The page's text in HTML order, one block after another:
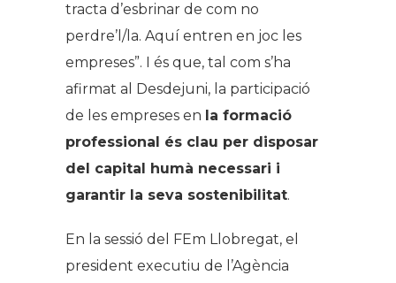
tracta d’esbrinar de com no
perdre’l/la. Aquí entren en joc les
empreses”. I és que, tal com s’ha
afirmat al Desdejuni, la participació
de les empreses en la formació
professional és clau per disposar
del capital humà necessari i
garantir la seva sostenibilitat.
En la sessió del FEm Llobregat, el
president executiu de l’Agència